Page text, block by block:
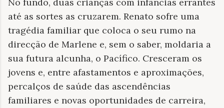
No fundo, duas crianças com infâncias errantes
até as sortes as cruzarem. Renato sofre uma
tragédia familiar que coloca o seu rumo na
direcção de Marlene e, sem o saber, moldaria a
sua futura alcunha, o Pacífico. Cresceram os
jovens e, entre afastamentos e aproximações,
percalços de saúde das ascendências
familiares e novas oportunidades de carreira,